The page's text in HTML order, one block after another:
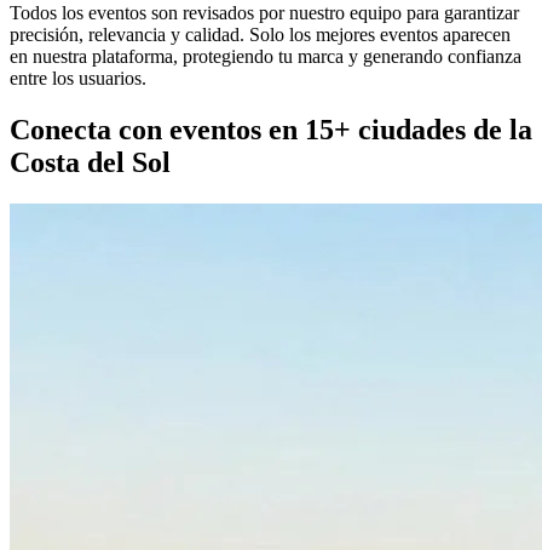
Todos los eventos son revisados por nuestro equipo para garantizar
precisión, relevancia y calidad. Solo los mejores eventos aparecen
en nuestra plataforma, protegiendo tu marca y generando confianza
entre los usuarios.
Conecta con eventos en 15+ ciudades de la
Costa del Sol